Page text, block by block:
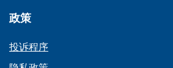
政策
投诉程序